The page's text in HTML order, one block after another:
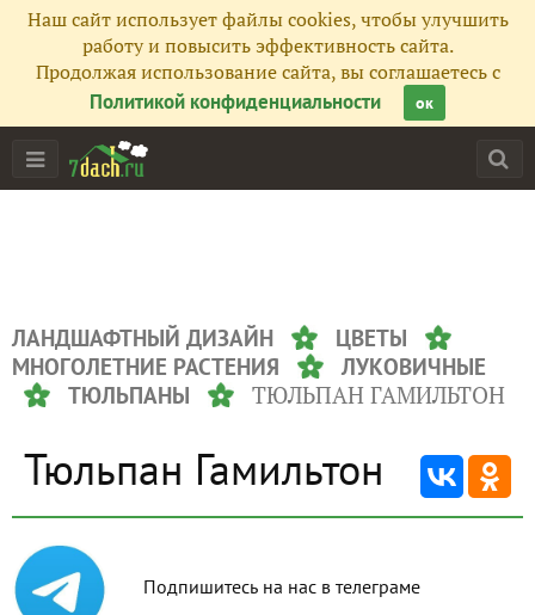
Наш сайт использует файлы cookies, чтобы улучшить
работу и повысить эффективность сайта.
Продолжая использование сайта, вы соглашаетесь с
Политикой конфиденциальности
ок
ЛАНДШАФТНЫЙ ДИЗАЙН
ЦВЕТЫ
МНОГОЛЕТНИЕ РАСТЕНИЯ
ЛУКОВИЧНЫЕ
ТЮЛЬПАНЫ
ТЮЛЬПАН ГАМИЛЬТОН
Тюльпан Гамильтон
Подпишитесь на нас в телеграме